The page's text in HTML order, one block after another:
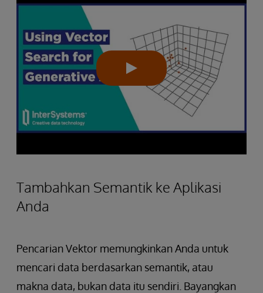
Tambahkan Semantik ke Aplikasi
Anda
Pencarian Vektor memungkinkan Anda untuk
mencari data berdasarkan semantik, atau
makna data, bukan data itu sendiri. Bayangkan